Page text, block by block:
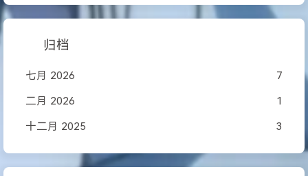
归档
七月 2026 7
二月 2026 1
十二月 2025 3